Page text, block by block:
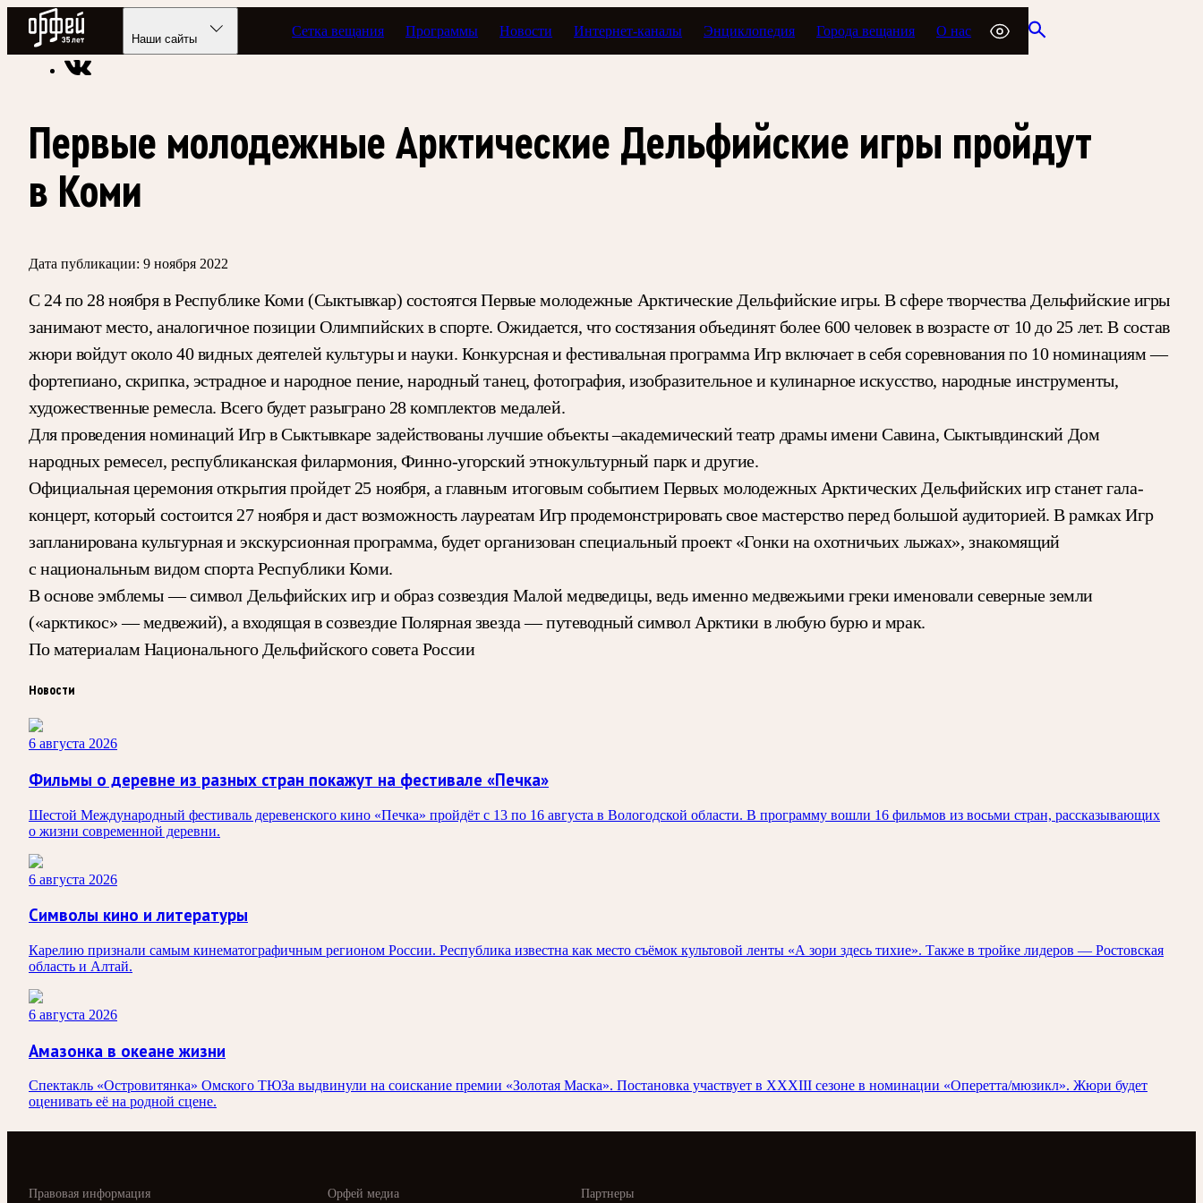
Радио Орфей
Наши сайты
Сетка вещания Программы Новости Интернет-каналы Энциклопедия Города вещания О нас
Радио классической музыки «Орфей» Новости
Первые молодежные Арктические Дельфийские игры пройдут
в Коми
Дата публикации: 9 ноября 2022
С 24 по 28 ноября в Республике Коми (Сыктывкар) состоятся Первые молодежные Арктические Дельфийские игры. В сфере творчества Дельфийские игры
занимают место, аналогичное позиции Олимпийских в спорте. Ожидается, что состязания объединят более 600 человек в возрасте от 10 до 25 лет. В состав
жюри войдут около 40 видных деятелей культуры и науки. Конкурсная и фестивальная программа Игр включает в себя соревнования по 10 номинациям —
фортепиано, скрипка, эстрадное и народное пение, народный танец, фотография, изобразительное и кулинарное искусство, народные инструменты,
художественные ремесла. Всего будет разыграно 28 комплектов медалей.
Для проведения номинаций Игр в Сыктывкаре задействованы лучшие объекты –академический театр драмы имени Савина, Сыктывдинский Дом
народных ремесел, республиканская филармония, Финно-угорский этнокультурный парк и другие.
Официальная церемония открытия пройдет 25 ноября, а главным итоговым событием Первых молодежных Арктических Дельфийских игр станет гала-
концерт, который состоится 27 ноября и даст возможность лауреатам Игр продемонстрировать свое мастерство перед большой аудиторией. В рамках Игр
запланирована культурная и экскурсионная программа, будет организован специальный проект «Гонки на охотничьих лыжах», знакомящий
с национальным видом спорта Республики Коми.
В основе эмблемы — символ Дельфийских игр и образ созвездия Малой медведицы, ведь именно медвежьими греки именовали северные земли
(«арктикос» — медвежий), а входящая в созвездие Полярная звезда — путеводный символ Арктики в любую бурю и мрак.
По материалам Национального Дельфийского совета России
Новости
6 августа 2026
Фильмы о деревне из разных стран покажут на фестивале «Печка»
Шестой Международный фестиваль деревенского кино «Печка» пройдёт с 13 по 16 августа в Вологодской области. В программу вошли 16 фильмов из восьми стран, рассказывающих
о жизни современной деревни.
6 августа 2026
Символы кино и литературы
Карелию признали самым кинематографичным регионом России. Республика известна как место съёмок культовой ленты «А зори здесь тихие». Также в тройке лидеров — Ростовская
область и Алтай.
6 августа 2026
Амазонка в океане жизни
Спектакль «Островитянка» Омского ТЮЗа выдвинули на соискание премии «Золотая Маска». Постановка участвует в XXXIII сезоне в номинации «Оперетта/мюзикл». Жюри будет
оценивать её на родной сцене.
Орфей медиа Партнеры
Правовая информация